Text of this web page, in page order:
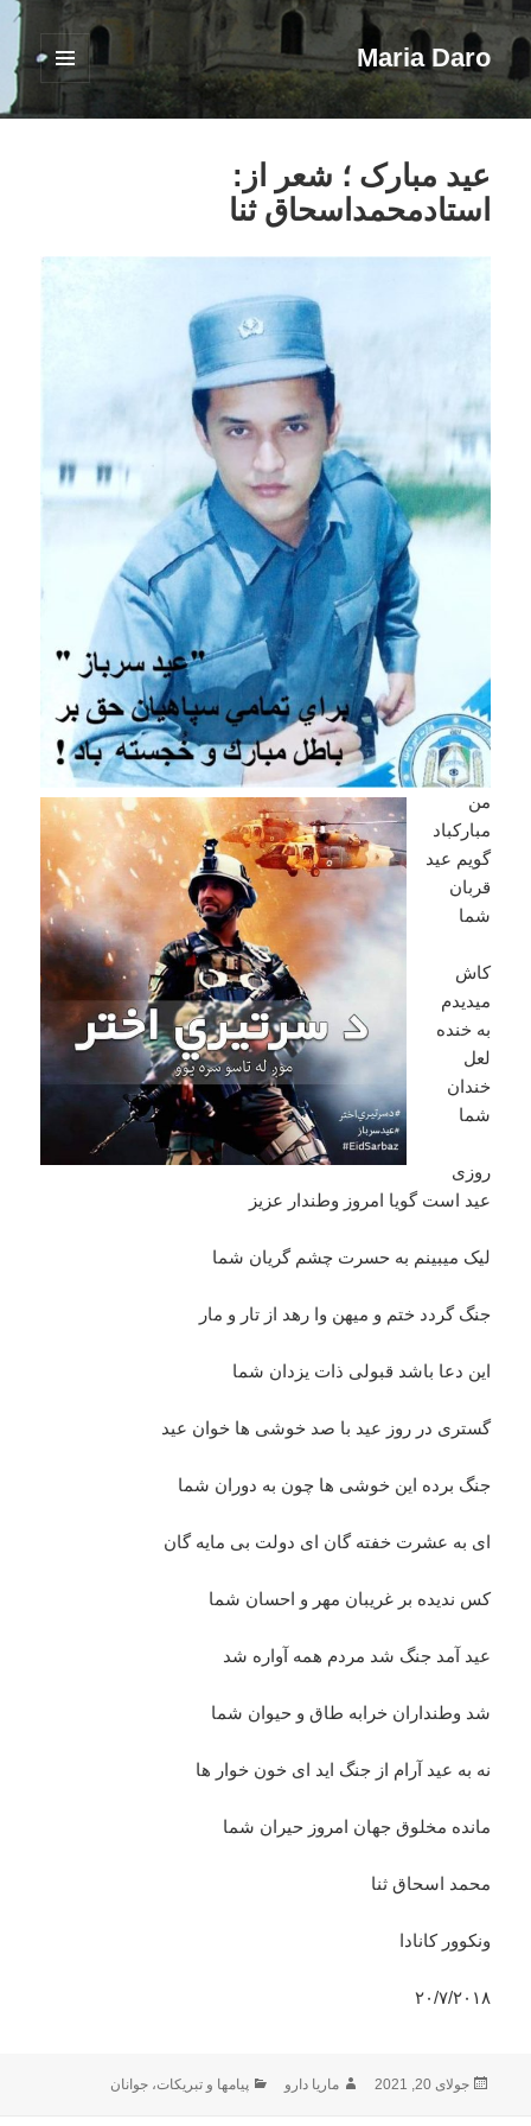
Maria Daro
فهرست
ابزارک‌ها
عید مبارک ؛ شعر از:
استادمحمداسحاق ثنا
من
مبارکباد
گویم عید
قربان
شما
کاش
میدیدم
به خنده
لعل
خندان
شما
روزی
عید است گویا امروز وطندار عزیز
لیک میبینم‌ به حسرت چشم گریان شما
جنگ گردد ختم و میهن وا‌ رهد از تار و مار
این دعا باشد قبولی ذات یزدان شما
گستری در روز‌ عید با صد خوشی ها خوان عید
جنگ برده این خوشی ها چون به دوران شما
ای به عشرت خفته گان ای دولت بی مایه گان
کس‌ ندیده بر غریبان مهر و احسان شما
عید آمد جنگ شد مردم همه‌ آواره شد
شد وطنداران خرابه طاق و حیوان شما
نه به‌ عید آرام از جنگ اید ای خون خوار ها
مانده مخلوق جهان امروز حیران شما
محمد اسحاق ثنا
ونکوور‌ کانادا
۲۰/۷/۲۰۱۸
ارسال
جولای 20, 2021 نویسنده
ماریا دارو دسته‌ها
پیامها و تبریکات،جوانان